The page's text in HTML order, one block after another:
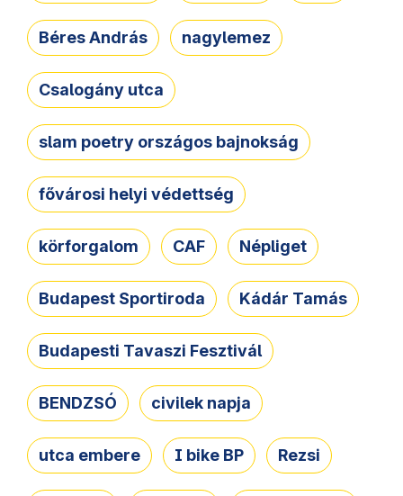
Béres András nagylemez
Csalogány utca
slam poetry országos bajnokság
fővárosi helyi védettség
körforgalom CAF Népliget
Budapest Sportiroda Kádár Tamás
Budapesti Tavaszi Fesztivál
BENDZSÓ civilek napja
utca embere I bike BP Rezsi